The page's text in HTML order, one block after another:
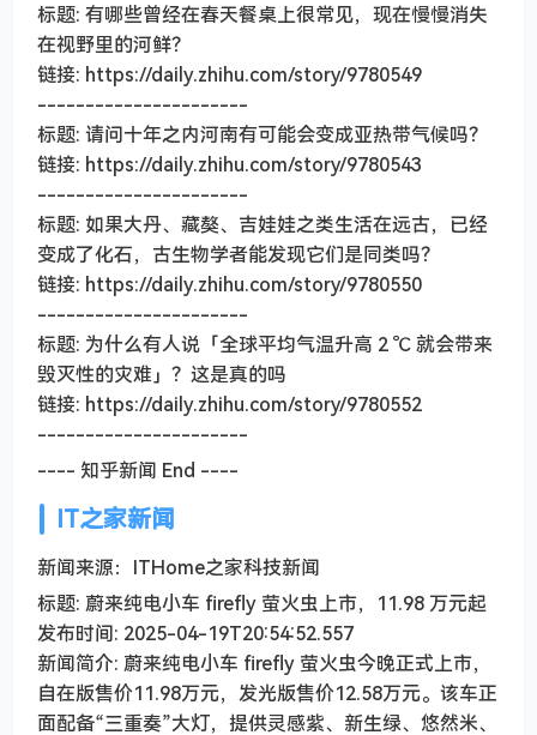
标题: 有哪些曾经在春天餐桌上很常见，现在慢慢消失
在视野里的河鲜？
链接: https://daily.zhihu.com/story/9780549
----------------------
标题: 请问十年之内河南有可能会变成亚热带气候吗？
链接: https://daily.zhihu.com/story/9780543
----------------------
标题: 如果大丹、藏獒、吉娃娃之类生活在远古，已经
变成了化石，古生物学者能发现它们是同类吗？
链接: https://daily.zhihu.com/story/9780550
----------------------
标题: 为什么有人说「全球平均气温升高 2 ℃ 就会带来
毁灭性的灾难」？这是真的吗
链接: https://daily.zhihu.com/story/9780552
----------------------
---- 知乎新闻 End ----
IT之家新闻
新闻来源：ITHome之家科技新闻
标题: 蔚来纯电小车 firefly 萤火虫上市，11.98 万元起
发布时间: 2025-04-19T20:54:52.557
新闻简介: 蔚来纯电小车 firefly 萤火虫今晚正式上市，
自在版售价11.98万元，发光版售价12.58万元。该车正
面配备“三重奏”大灯，提供灵感紫、新生绿、悠然米、